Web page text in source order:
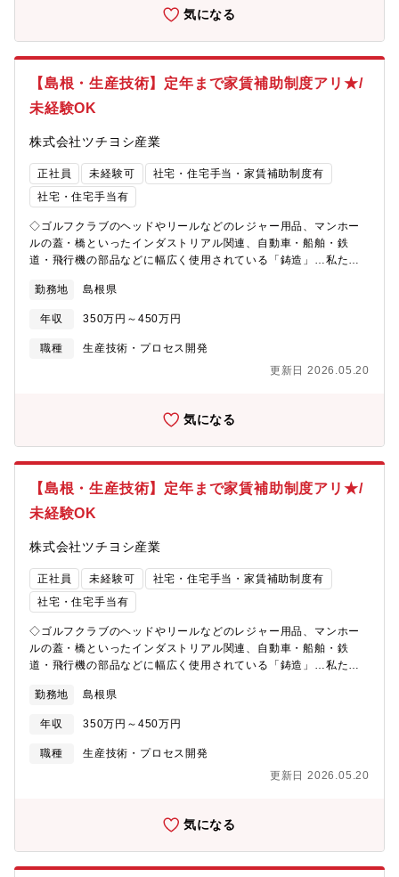
評価することを大事にしています。売り上げ実績だけでなく、個
人やチームの成果/目標達成度/勤務態度など、さまざまな視点から
評価し、がんばった分きちんと昇給・賞与として還元される人事
評価制度の導入を進めています。＜オンリーワンの事業形態で安
定性◎＞マンホール/すき焼き鍋/船舶など、鋳物は幅広く使用され
ています。鋳物用の砂採掘で創業し、現在は鋳物工場向けの各種
耐熱・耐火素形材料の製造・販売から、工場設備の提案や据付工
た売り上げを上げています。＜長く成長しながら働ける会社を目
ん、年齢制限なしの住宅手当など長く働ける会社としての支援が
充実しています。また、英語力を高めるためのオンライン英会話
レッスンの補助や自己啓発援助制度として受講料を会社が8割援助
するなど、よりスキルアップ出来る環境を会社が整えていること
も魅力です。【募集背景】事業拡大に伴う増員のため【組織構
成】12名在籍（20代～60代男性、事務よりの女性2名）
気になる
【島根・生産技術】定年まで家賃補助制度アリ★/
未経験OK
株式会社ツチヨシ産業
正社員 未経験可
社宅・住宅手当・家賃補助制度有
社宅・住宅手当有
◇ゴルフクラブのヘッドやリールなどのレジャー用品、マンホー
ルの蓋・橋といったインダストリアル関連、自動車・船舶・鉄
道・飛行機の部品などに幅広く使用されている「鋳造」…私たち
ない安定企業です◇【期待する役割】【職務内容】島根に5つの工
場があり、それぞれのメンバーが1つの工場を担当します。■量産
化の際の効率的な業務設計Ｌライン設計Ｌ設備の据え付けＬ維持
管理Ｌ運用方法の周知■日常的な重点課題への対応■改善策提案を
対応もお願いしたいと考えています。【魅力】＜一人の頑張りを
一人の頑張りを正当に評価することを大事にしています。売り上
げ実績だけでなく、個人やチームの成果/目標達成度/勤務態度な
ど、さまざまな視点から評価し、がんばった分きちんと昇給・賞
与として還元される人事評価制度の導入を進めています。＜オン
リーワンの事業形態で安定性◎＞マンホール/すき焼き鍋/船舶な
ど、鋳物は幅広く使用されています。鋳物用の砂採掘で創業し、
現在は鋳物工場向けの各種耐熱・耐火素形材料の製造・販売か
らず海外にも進出し、安定した売り上げを上げています。＜長く
当などの各種手当はもちろん、年齢制限なしの住宅手当など長く
働ける会社としての支援が充実しています。また、英語力を高め
るためのオンライン英会話レッスンの補助や自己啓発援助制度と
して受講料を会社が8割援助するなど、よりスキルアップ出来る環
境を会社が整えていることも魅力です。【募集背景】事業拡大に
伴う増員のため【組織構成】7名在籍（20代と30代、40代がそれ
勤務地 島根県
年収 350万円～450万円
職種
生産技術・プロセス開発
更新日 2026.05.20
気になる
【島根・生産技術】定年まで家賃補助制度アリ★/
未経験OK
株式会社ツチヨシ産業
正社員 未経験可
社宅・住宅手当・家賃補助制度有
社宅・住宅手当有
◇ゴルフクラブのヘッドやリールなどのレジャー用品、マンホー
ルの蓋・橋といったインダストリアル関連、自動車・船舶・鉄
道・飛行機の部品などに幅広く使用されている「鋳造」…私たち
ない安定企業です◇【期待する役割】【職務内容】島根に5つの工
場があり、それぞれのメンバーが1つの工場を担当します。■量産
化の際の効率的な業務設計Ｌライン設計Ｌ設備の据え付けＬ維持
管理Ｌ運用方法の周知■日常的な重点課題への対応■改善策提案を
対応もお願いしたいと考えています。【魅力】＜一人の頑張りを
一人の頑張りを正当に評価することを大事にしています。売り上
げ実績だけでなく、個人やチームの成果/目標達成度/勤務態度な
ど、さまざまな視点から評価し、がんばった分きちんと昇給・賞
与として還元される人事評価制度の導入を進めています。＜オン
勤務地 島根県
年収 350万円～450万円
職種
生産技術・プロセス開発
更新日 2026.05.20
気になる